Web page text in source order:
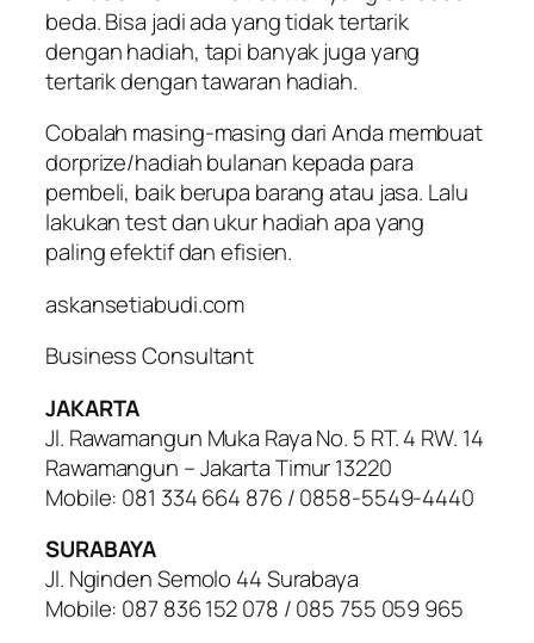
beda. Bisa jadi ada yang tidak tertarik
dengan hadiah, tapi banyak juga yang
tertarik dengan tawaran hadiah.
Cobalah masing-masing dari Anda membuat
dorprize/hadiah bulanan kepada para
pembeli, baik berupa barang atau jasa. Lalu
lakukan test dan ukur hadiah apa yang
paling efektif dan efisien.
askansetiabudi.com
Business Consultant
JAKARTA
Jl. Rawamangun Muka Raya No. 5 RT. 4 RW. 14
Rawamangun – Jakarta Timur 13220
Mobile: 081 334 664 876 / 0858-5549-4440
SURABAYA
Jl. Nginden Semolo 44 Surabaya
Mobile: 087 836 152 078 / 085 755 059 965